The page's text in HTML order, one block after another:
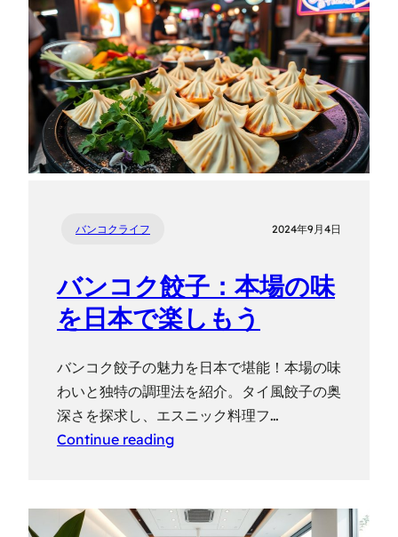
バンコクライフ 2024年9月4日
バンコク餃子：本場の味
を日本で楽しもう
バンコク餃子の魅力を日本で堪能！本場の味
わいと独特の調理法を紹介。タイ風餃子の奥
深さを探求し、エスニック料理フ…
Continue reading